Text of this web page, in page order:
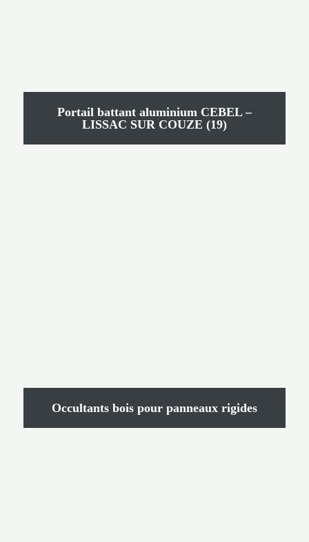
Portail battant aluminium CEBEL –
LISSAC SUR COUZE (19)
Occultants bois pour panneaux rigides